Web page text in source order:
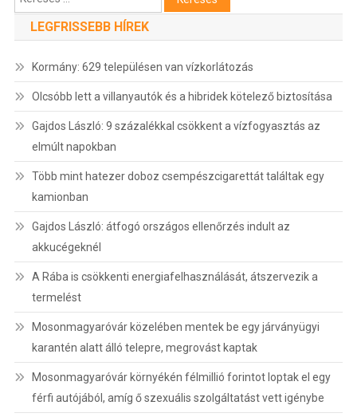
LEGFRISSEBB HÍREK
Kormány: 629 településen van vízkorlátozás
Olcsóbb lett a villanyautók és a hibridek kötelező biztosítása
Gajdos László: 9 százalékkal csökkent a vízfogyasztás az
elmúlt napokban
Több mint hatezer doboz csempészcigarettát találtak egy
kamionban
Gajdos László: átfogó országos ellenőrzés indult az
akkucégeknél
A Rába is csökkenti energiafelhasználását, átszervezik a
termelést
Mosonmagyaróvár közelében mentek be egy járványügyi
karantén alatt álló telepre, megrovást kaptak
Mosonmagyaróvár környékén félmillió forintot loptak el egy
férfi autójából, amíg ő szexuális szolgáltatást vett igénybe